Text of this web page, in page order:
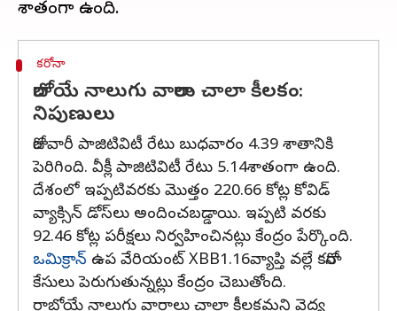
కరోనా
రాబోయే నాలుగు వారాలు చాలా కీలకం:
నిపుణులు
రోజువారీ పాజిటివిటీ రేటు బుధవారం 4.39 శాతానికి
పెరిగింది. వీక్లీ పాజిటివిటీ రేటు 5.14శాతంగా ఉంది.
దేశంలో ఇప్పటివరకు మొత్తం 220.66 కోట్ల కోవిడ్
వ్యాక్సిన్ డోస్‌లు అందించబడ్డాయి. ఇప్పటి వరకు
92.46 కోట్ల పరీక్షలు నిర్వహించినట్లు కేంద్రం పేర్కొంది.
ఒమిక్రాన్ ఉప వేరియంట్ XBB1.16వ్యాప్తి వల్లే కరోనా
కేసులు పెరుగుతున్నట్లు కేంద్రం చెబుతోంది.